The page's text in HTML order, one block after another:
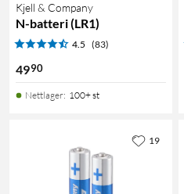
Kjell & Company
N-batteri (LR1)
4.5 (83)
4990
Nettlager: 100+ st
19